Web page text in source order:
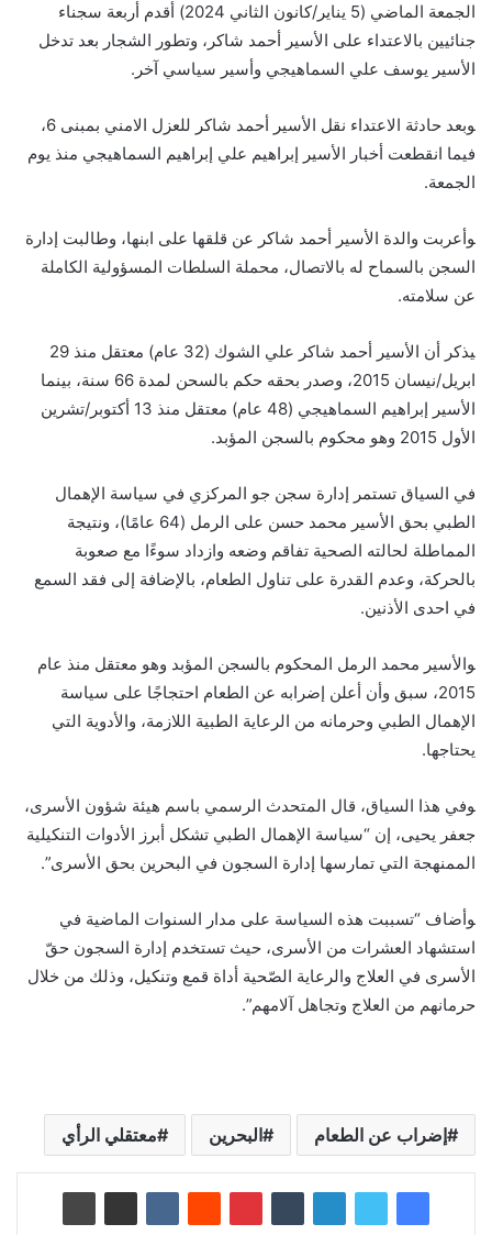
الجمعة الماضي (5 يناير/كانون الثاني 2024) أقدم أربعة سجناء
جنائيين بالاعتداء على الأسير أحمد شاكر، وتطور الشجار بعد تدخل
الأسير يوسف علي السماهيجي وأسير سياسي آخر.‍
‍وبعد حادثة الاعتداء نقل الأسير أحمد شاكر للعزل الامني بمبنى 6،
فيما انقطعت أخبار الأسير إبراهيم علي إبراهيم السماهيجي منذ يوم
الجمعة.‍
‍وأعربت والدة الأسير أحمد شاكر عن قلقها على ابنها، وطالبت إدارة
السجن بالسماح له بالاتصال، محملة السلطات المسؤولية الكاملة
عن سلامته.‍
‍يذكر أن الأسير أحمد شاكر علي الشوك (32 عام) معتقل منذ 29
ابريل/نيسان 2015، وصدر بحقه حكم بالسحن لمدة 66 سنة، بينما
الأسير إبراهيم السماهيجي (48 عام) معتقل منذ 13 أكتوبر/تشرين
الأول 2015 وهو محكوم بالسجن المؤبد.
في السياق تستمر إدارة سجن جو المركزي في سياسة الإهمال
الطبي بحق الأسير محمد حسن على الرمل (64 عامًا)، ونتيجة
المماطلة لحالته الصحية تفاقم وضعه وازداد سوءًا مع صعوبة
بالحركة، وعدم القدرة على تناول الطعام، بالإضافة إلى فقد السمع
في احدى الأذنين.‍
‍والأسير محمد الرمل المحكوم بالسجن المؤبد وهو معتقل منذ عام
2015، سبق وأن أعلن إضرابه عن الطعام احتجاجًا على سياسة
الإهمال الطبي وحرمانه من الرعاية الطبية اللازمة، والأدوية التي
يحتاجها.‍
‍وفي هذا السياق، قال المتحدث الرسمي باسم هيئة شؤون الأسرى،
جعفر يحيى، إن “سياسة الإهمال الطبي تشكل أبرز الأدوات التنكيلية
الممنهجة التي تمارسها إدارة السجون في البحرين بحق الأسرى”.‍
‍وأضاف “تسببت هذه السياسة على مدار السنوات الماضية في
استشهاد العشرات من الأسرى، حيث تستخدم إدارة السجون حقّ
الأسرى في العلاج والرعاية الصّحية أداة قمع وتنكيل، وذلك من خلال
حرمانهم من العلاج وتجاهل آلامهم”.
إضراب عن الطعام البحرين معتقلي الرأي